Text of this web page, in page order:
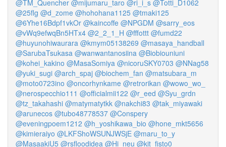
@TM_Quencher @mijumaru_taro @ri_i_s @Totti_D1062
@25flg @d_zome @hohohana1125 @tmaki125
@6Yhe16Bdpf1vkOr @kaincoffe @NPGDM @sarry_eos
@vWq9efwqBn5HTx4 @2_2_1_H @fffottt @fumd22
@huyunohiwaurara @kmym05138269 @masaya_handball
@SarubaTsukasa @wanwantanosiina @Biobiouniuni
@kohei_kakino @MasaSomiya @nicoruSKY0703 @NNag58
@yuki_sugi @arch_spaj @biochem_fan @matsubara_m
@moto0723ino @oncorhynkame @retrorikan @wowo_wo_
@nerospecchio111 @officialmii122 @r_eed @Syu_grdn
@tz_takahashi @matymatytkk @nakchi83 @tak_miyawaki
@arunecos @tubo48778537 @Conspery
@eveningpoem1212 @h_yoshikawa_bio @hone_mkt5656
@kimieraiyo @LKFShoWSUNJWSjE @maru_to_y
@MasaakiU5 @rsfloodidea @Hi_neu @kit_fisto0